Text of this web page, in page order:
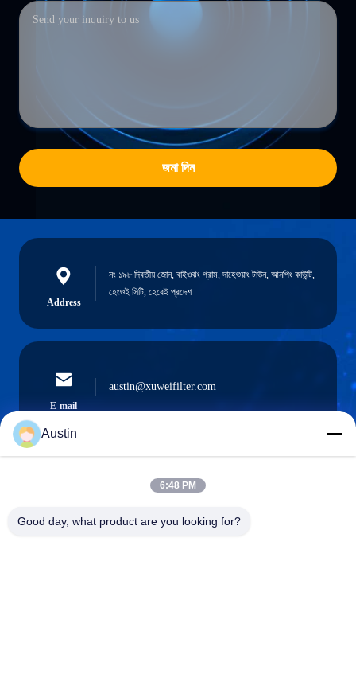
জমা দিন
Address
নং ১৯৮ দ্বিতীয় জোন, বাইওঝং গ্রাম, দাহেশুয়াং টাউন, আনপিং কাউন্টি,
হেংশুই সিটি, হেবেই প্রদেশ
E-mail
austin@xuweifilter.com
0086-19133486000
Austin
6:48 PM
Good day, what product are you looking for?